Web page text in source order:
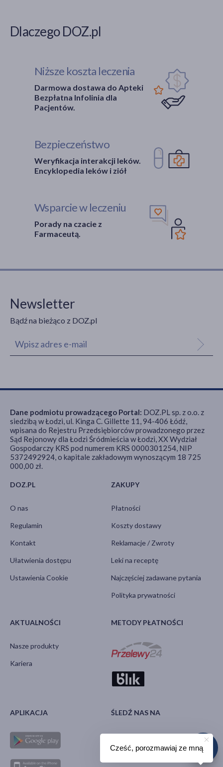
Dlaczego DOZ.pl
Niższe koszta leczenia
Darmowa dostawa do Apteki
Bezpłatna Infolinia dla
Pacjentów.
Bezpieczeństwo
Weryfikacja interakcji leków.
Encyklopedia leków i ziół
Wsparcie w leczeniu
Porady na czacie z
Farmaceutą.
Newsletter
Bądź na bieżąco z DOZ.pl
DOZ.PL
O nas
Regulamin
Kontakt
Ułatwienia dostępu
Ustawienia Cookie
ZAKUPY
Płatności
Koszty dostawy
Reklamacje / Zwroty
Leki na receptę
Najczęściej zadawane pytania
Polityka prywatności
AKTUALNOŚCI
Nasze produkty
Kariera
METODY PŁATNOŚCI
APLIKACJA ŚLEDŹ NAS NA
Dane podmiotu prowadzącego Portal: DOZ.PL sp. z o.o. z
siedzibą w Łodzi, ul. Kinga C. Gillette 11, 94-406 Łódź,
wpisana do Rejestru Przedsiębiorców prowadzonego przez
Sąd Rejonowy dla Łodzi Śródmieścia w Łodzi, XX Wydział
Gospodarczy KRS pod numerem KRS 0000301254, NIP
5372492924, o kapitale zakładowym wynoszącym 18 725
000,00 zł.
Cześć, porozmawiaj ze mną